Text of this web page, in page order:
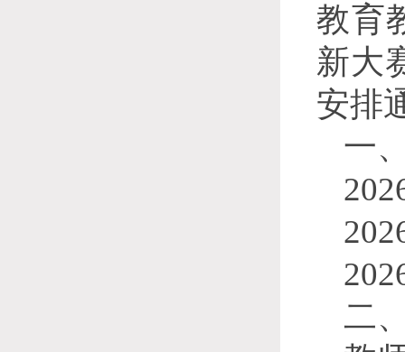
教育
新大
安排
一
二